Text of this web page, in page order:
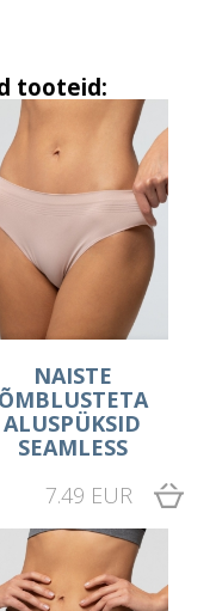
tooteid:
NAISTE
ÕMBLUSTETA
ALUSPÜKSID
SEAMLESS
7.49 EUR